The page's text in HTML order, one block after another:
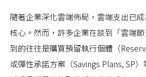
隨著企業深化雲端佈局，雲端支出已
核心。然而，許多企業在談到「雲端
到的往往是購買預留執行個體（
或彈性承諾方案（Savings Plans, SP